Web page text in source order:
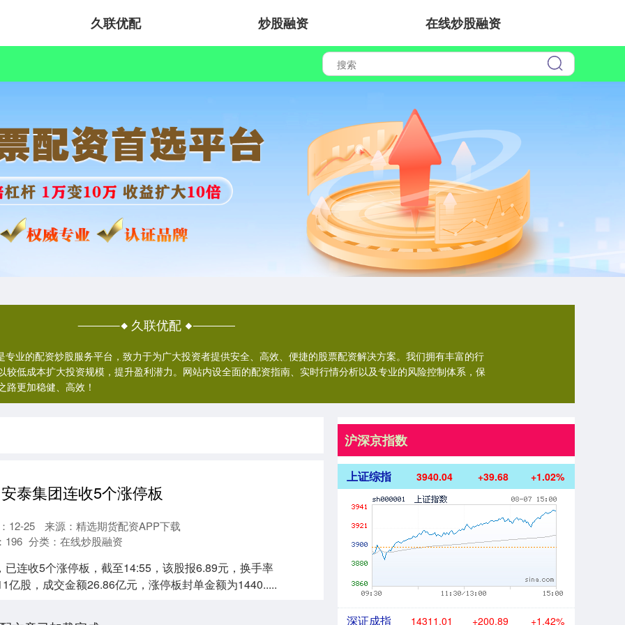
久联优配 炒股融资 在线炒股融资
久联优配
业的配资炒股服务平台，致力于为广大投资者提供安全、高效、便捷的股票配资解决方案。我们拥有丰富的行
较低成本扩大投资规模，提升盈利潜力。网站内设全面的配资指南、实时行情分析以及专业的风险控制体系，保
更加稳健、高效！
泰集团连收5个涨停板
12-25
来源：精选期货配资APP下载
196 分类： 在线炒股融资
已连收5个涨停板，截至14:55，该股报6.89元，换手率
亿股，成交金额26.86亿元，涨停板封单金额为1440.....
沪深京指数
上证综指 3940.04 +39.68 +1.02%
深证成指 14311.01 +200.89 +1.42%